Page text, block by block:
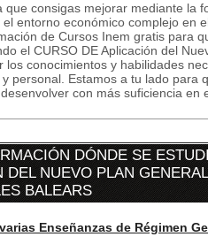
que consigas mejorar mediante la
entorno económico complejo en
de Cursos Inem gratis para
el CURSO DE Aplicación del
los conocimientos y habilidades
personal. Estamos a tu lado para
con más suficiencia en
DÓNDE SE
DEL NUEVO PLAN
BALEARS
Enseñanzas de Régimen